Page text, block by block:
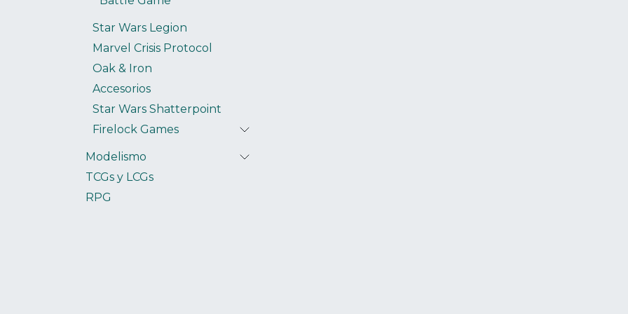
Star Wars Legion
Marvel Crisis Protocol
Oak & Iron
Accesorios
Star Wars Shatterpoint
Firelock Games
Modelismo
TCGs y LCGs
RPG